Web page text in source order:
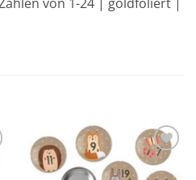
Add to
wishlist